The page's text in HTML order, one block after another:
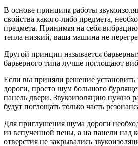
В основе принципа работы
свойства какого-либо предмета,
предмета. Принимая на себя
тепла низкий, ваша машина не
Другой принцип называется
барьерного типа лучше поглощают
Если вы приняли решение установить
дороги, просто шум большого
панель двери. Звукоизоляцию нужно
будут поглощать только часть
Для приглушения шума дороги
из вспученной пены, а на панели над
отверстия не закрывались